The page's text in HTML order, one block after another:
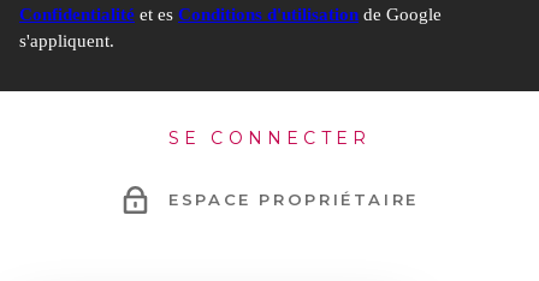
Confidentialité et es Conditions d'utilisation de Google
s'appliquent.
SE CONNECTER
ESPACE PROPRIÉTAIRE